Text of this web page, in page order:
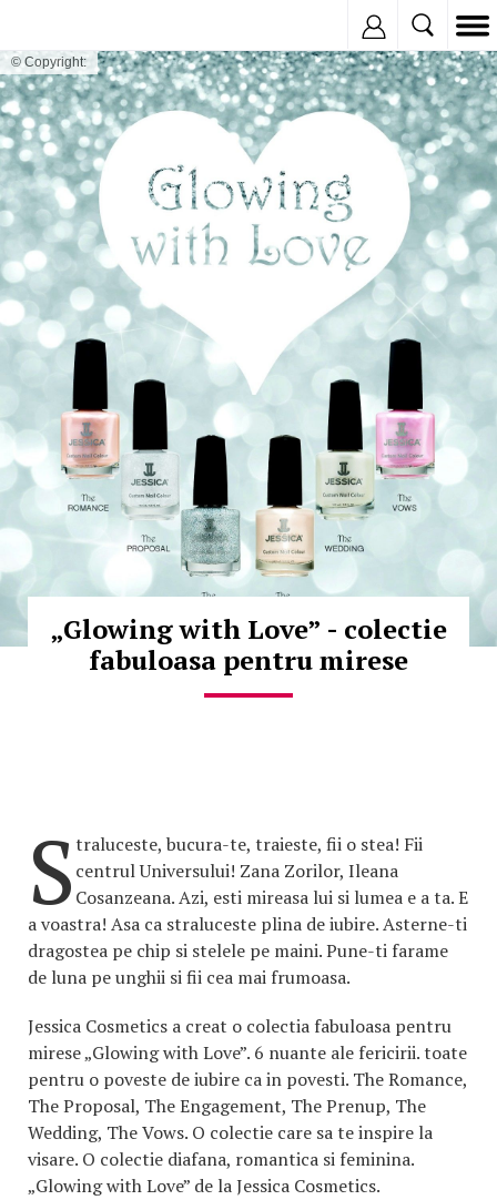
© Copyright:
„Glowing with Love” - colectie
fabuloasa pentru mirese
Straluceste, bucura-te, traieste, fii o stea! Fii
centrul Universului! Zana Zorilor, Ileana
Cosanzeana. Azi, esti mireasa lui si lumea e a ta. E
a voastra! Asa ca straluceste plina de iubire. Asterne-ti
dragostea pe chip si stelele pe maini. Pune-ti farame
de luna pe unghii si fii cea mai frumoasa.
Jessica Cosmetics a creat o colectia fabuloasa pentru
mirese „Glowing with Love”. 6 nuante ale fericirii. toate
pentru o poveste de iubire ca in povesti. The Romance,
The Proposal, The Engagement, The Prenup, The
Wedding, The Vows. O colectie care sa te inspire la
visare. O colectie diafana, romantica si feminina.
„Glowing with Love” de la Jessica Cosmetics.